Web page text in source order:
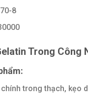
8
Trong Công
trong thạch, kẹo